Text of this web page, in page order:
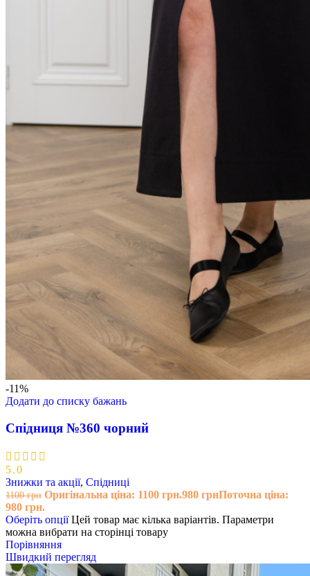
-11%
Додати до списку бажань
Спідниця №360 чорний
5.0
Знижки та акції, Спідниці
1100грн Оригінальна ціна: 1100 грн.980 грнПоточна ціна:
980 грн.
Оберіть опції Цей товар має кілька варіантів. Параметри
можна вибрати на сторінці товару
Порівняння
Швидкий перегляд